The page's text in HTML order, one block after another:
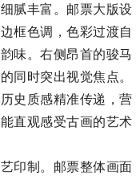
腻丰富。邮票大版设
框色调，色彩过渡自
味。右侧昂首的骏马
同时突出视觉焦点。
史质感精准传递，营
直观感受古画的艺术
印制。邮票整体画面